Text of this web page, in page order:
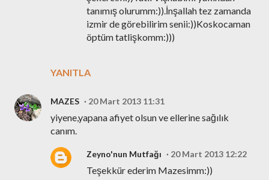
YANITLA
tanımış olurumm:)).İnşallah tez zamanda
izmir de görebilirim senii:))Koskocaman
öptüm tatlişkomm:)))
MAZES 20 Mart 2013 11:31
yiyene,yapana afiyet olsun ve ellerine sağılık
canım.
Zeyno'nun Mutfağı 20 Mart 2013 12:22
Teşekkür ederim Mazesimm:))